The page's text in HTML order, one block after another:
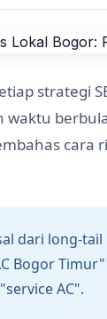
strategi
waktu
cara
dari long-
Bogor
AC".